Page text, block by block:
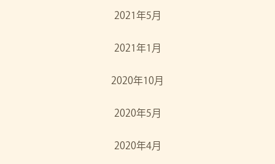
2021年5月
2021年1月
2020年10月
2020年5月
2020年4月